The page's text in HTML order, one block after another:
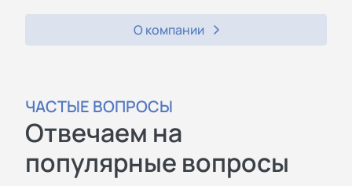
О компании
ЧАСТЫЕ ВОПРОСЫ
Отвечаем на
популярные вопросы